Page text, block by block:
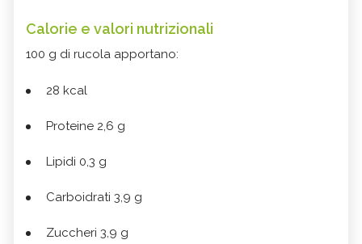
Calorie e valori nutrizionali
100 g di rucola apportano:
28 kcal
Proteine 2,6 g
Lipidi 0,3 g
Carboidrati 3,9 g
Zuccheri 3,9 g